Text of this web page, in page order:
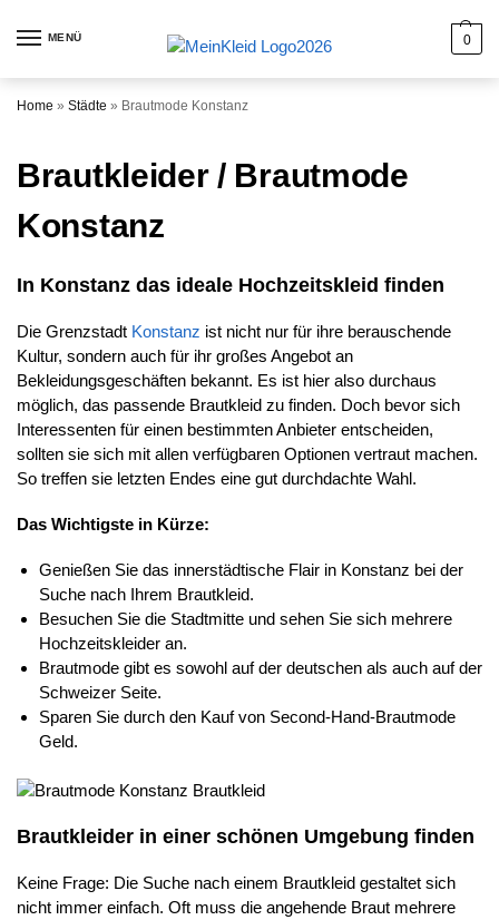
MENÜ 0
Home » Städte » Brautmode Konstanz
Brautkleider / Brautmode
Konstanz
In Konstanz das ideale Hochzeitskleid finden
Die Grenzstadt Konstanz ist nicht nur für ihre berauschende
Kultur, sondern auch für ihr großes Angebot an
Bekleidungsgeschäften bekannt. Es ist hier also durchaus
möglich, das passende Brautkleid zu finden. Doch bevor sich
Interessenten für einen bestimmten Anbieter entscheiden,
sollten sie sich mit allen verfügbaren Optionen vertraut machen.
So treffen sie letzten Endes eine gut durchdachte Wahl.
Das Wichtigste in Kürze:
Genießen Sie das innerstädtische Flair in Konstanz bei der
Suche nach Ihrem Brautkleid.
Besuchen Sie die Stadtmitte und sehen Sie sich mehrere
Hochzeitskleider an.
Brautmode gibt es sowohl auf der deutschen als auch auf der
Schweizer Seite.
Sparen Sie durch den Kauf von Second-Hand-Brautmode
Geld.
Brautkleider in einer schönen Umgebung finden
Keine Frage: Die Suche nach einem Brautkleid gestaltet sich
nicht immer einfach. Oft muss die angehende Braut mehrere